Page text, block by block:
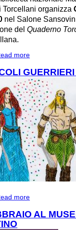
Torcellani organizza
nel Salone
delQuaderno
more
more
AL